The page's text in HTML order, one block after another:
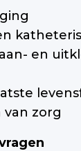
en
van zorg